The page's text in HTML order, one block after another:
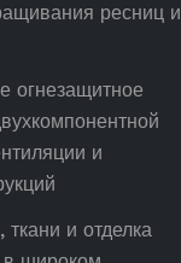
ресниц и
огнезащитное
и
ткани и отделка